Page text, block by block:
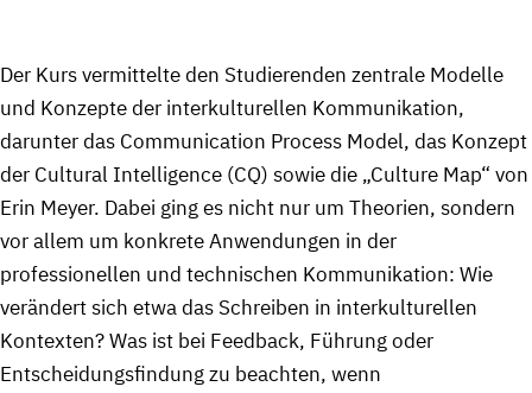
Der Kurs vermittelte den Studierenden zentrale Modelle
und Konzepte der interkulturellen Kommunikation,
darunter das Communication Process Model, das Konzept
der Cultural Intelligence (CQ) sowie die „Culture Map“ von
Erin Meyer. Dabei ging es nicht nur um Theorien, sondern
vor allem um konkrete Anwendungen in der
professionellen und technischen Kommunikation: Wie
verändert sich etwa das Schreiben in interkulturellen
Kontexten? Was ist bei Feedback, Führung oder
Entscheidungsfindung zu beachten, wenn